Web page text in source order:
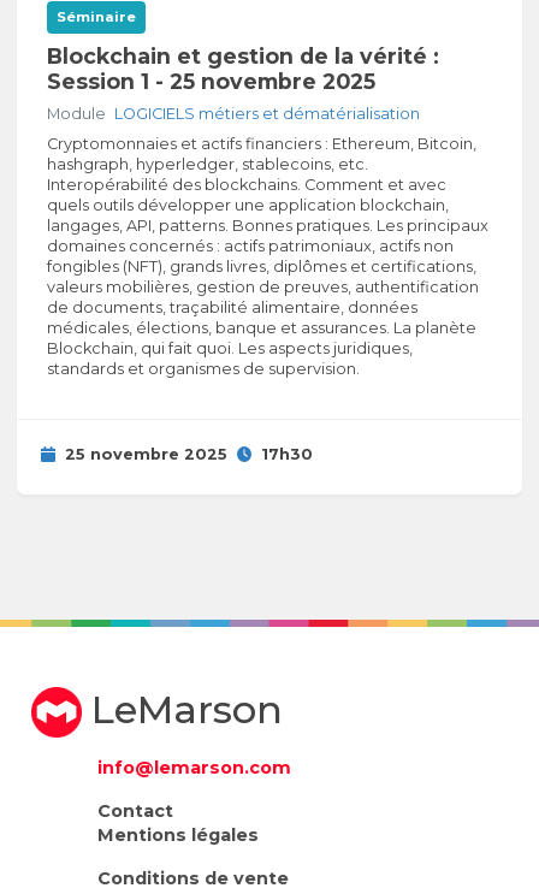
Séminaire
Blockchain et gestion de la vérité :
Session 1 - 25 novembre 2025
Module LOGICIELS métiers et dématérialisation
Cryptomonnaies et actifs financiers : Ethereum, Bitcoin,
hashgraph, hyperledger, stablecoins, etc.
Interopérabilité des blockchains. Comment et avec
quels outils développer une application blockchain,
langages, API, patterns. Bonnes pratiques. Les principaux
domaines concernés : actifs patrimoniaux, actifs non
fongibles (NFT), grands livres, diplômes et certifications,
valeurs mobilières, gestion de preuves, authentification
de documents, traçabilité alimentaire, données
médicales, élections, banque et assurances. La planète
Blockchain, qui fait quoi. Les aspects juridiques,
standards et organismes de supervision.
25 novembre 2025 17h30
LeMarson
info@lemarson.com
Contact
Mentions légales
Conditions de vente